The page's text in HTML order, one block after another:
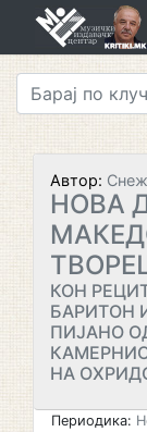
Автор:
НОВА
КОН
БАРИТОН
ПИЈАНО
НА
Периодика: